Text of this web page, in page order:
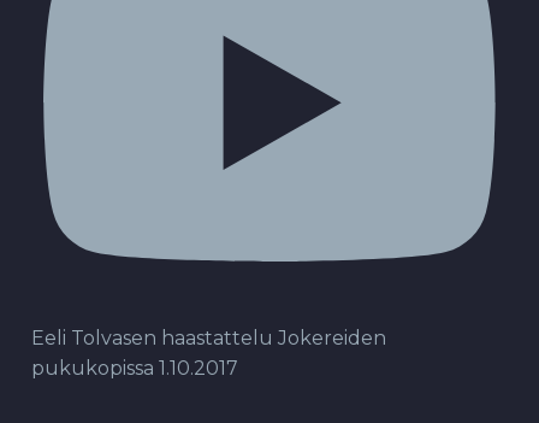
Eeli Tolvasen haastattelu Jokereiden
pukukopissa 1.10.2017